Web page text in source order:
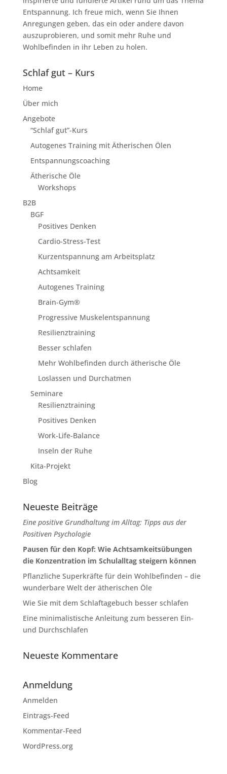
Entspannung. Ich freue mich, wenn Sie Ihnen
Anregungen geben, das ein oder andere davon
auszuprobieren, und somit mehr Ruhe und
Wohlbefinden in ihr Leben zu holen.
Schlaf gut – Kurs
Home
Über mich
Angebote
“Schlaf gut”-Kurs
Autogenes Training mit Ätherischen Ölen
Entspannungscoaching
Ätherische Öle
Workshops
B2B
BGF
Positives Denken
Cardio-Stress-Test
Kurzentspannung am Arbeitsplatz
Achtsamkeit
Autogenes Training
Brain-Gym®
Progressive Muskelentspannung
Resilienztraining
Besser schlafen
Mehr Wohlbefinden durch ätherische Öle
Loslassen und Durchatmen
Seminare
Resilienztraining
Positives Denken
Work-Life-Balance
Inseln der Ruhe
Kita-Projekt
Blog
Neueste Beiträge
Eine positive Grundhaltung im Alltag: Tipps aus der
Positiven Psychologie
Pausen für den Kopf: Wie Achtsamkeitsübungen
die Konzentration im Schulalltag steigern können
Pflanzliche Superkräfte für dein Wohlbefinden – die
wunderbare Welt der ätherischen Öle
Wie Sie mit dem Schlaftagebuch besser schlafen
Eine minimalistische Anleitung zum besseren Ein-
und Durchschlafen
Neueste Kommentare
Anmeldung
Anmelden
Eintrags-Feed
Kommentar-Feed
WordPress.org